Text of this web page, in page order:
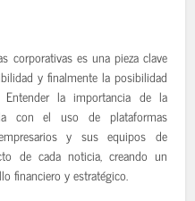
corporativas es una pieza clave
y finalmente la posibilidad
la importancia de la
con el uso de plataformas
y sus equipos de
de cada noticia, creando un
financiero y estratégico.